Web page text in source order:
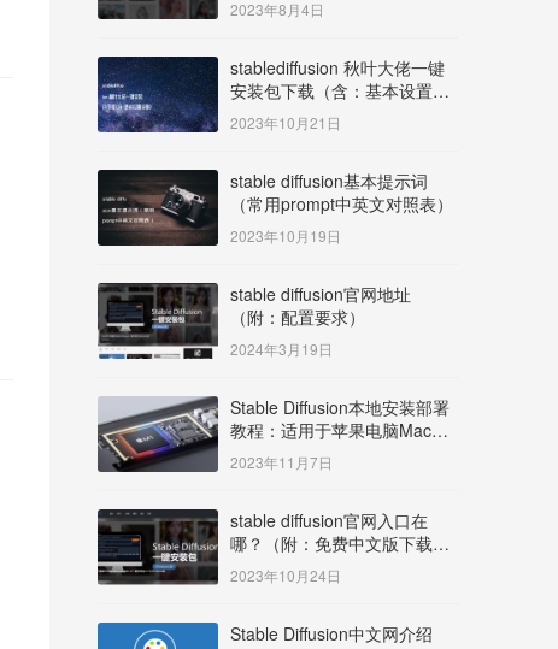
2023年8月4日
stablediffusion 秋叶大佬一键
安装包下载（含：基本设置说
明）
2023年10月21日
stable diffusion基本提示词
（常用prompt中英文对照表）
2023年10月19日
stable diffusion官网地址
（附：配置要求）
2024年3月19日
Stable Diffusion本地安装部署
教程：适用于苹果电脑Mac
OS系统M系列芯片：
MacBook/iMac等
2023年11月7日
stable diffusion官网入口在
哪？（附：免费中文版下载安
装教程）
2023年10月24日
Stable Diffusion中文网介绍